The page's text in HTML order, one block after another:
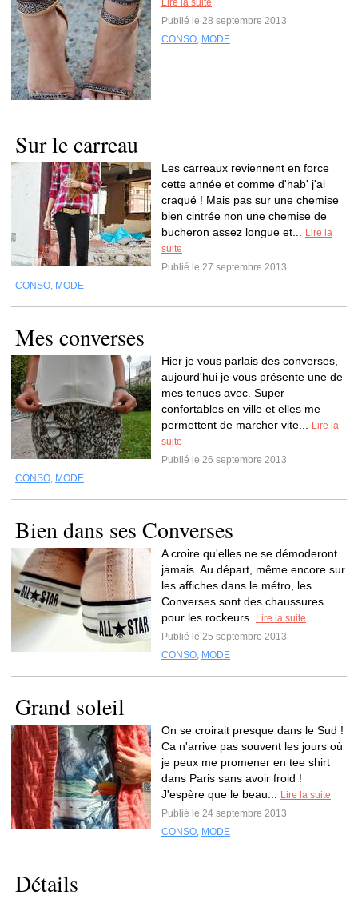
Lire la suite
Publié le 28 septembre 2013
CONSO, MODE
Sur le carreau
Les carreaux reviennent en force
cette année et comme d'hab' j'ai
craqué ! Mais pas sur une chemise
bien cintrée non une chemise de
bucheron assez longue et...
Lire la
suite
Publié le 27 septembre 2013
CONSO, MODE
Mes converses
Hier je vous parlais des converses,
aujourd'hui je vous présente une de
mes tenues avec. Super
confortables en ville et elles me
permettent de marcher vite...
Lire la
suite
Publié le 26 septembre 2013
CONSO, MODE
Bien dans ses Converses
A croire qu'elles ne se démoderont
jamais. Au départ, même encore sur
les affiches dans le métro, les
Converses sont des chaussures
pour les rockeurs.
Lire la suite
Publié le 25 septembre 2013
CONSO, MODE
Grand soleil
On se croirait presque dans le Sud !
Ca n'arrive pas souvent les jours où
je peux me promener en tee shirt
dans Paris sans avoir froid !
J'espère que le beau...
Lire la suite
Publié le 24 septembre 2013
CONSO, MODE
Détails